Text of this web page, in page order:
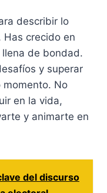
describir lo
Has crecido en
de bondad.
y superar
momento. No
en la vida,
y animarte en
del discurso